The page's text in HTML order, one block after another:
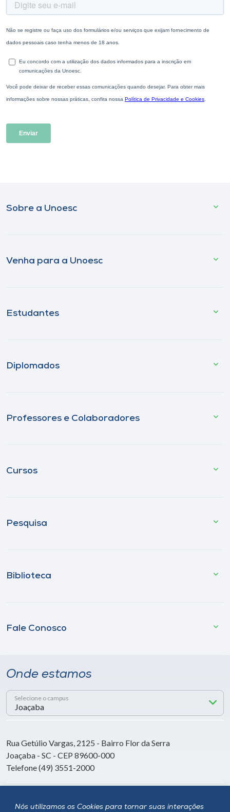
Nós utilizamos os Cookies para tornar suas interações
Sobre a Unoesc
Venha para a Unoesc
Estudantes
Diplomados
Professores e Colaboradores
Cursos
Pesquisa
Biblioteca
Fale Conosco
Onde estamos
Selecione o campus
Rua Getúlio Vargas, 2125 - Bairro Flor da Serra
Joaçaba - SC - CEP 89600-000
Telefone (49) 3551-2000
Siga a Unoesc